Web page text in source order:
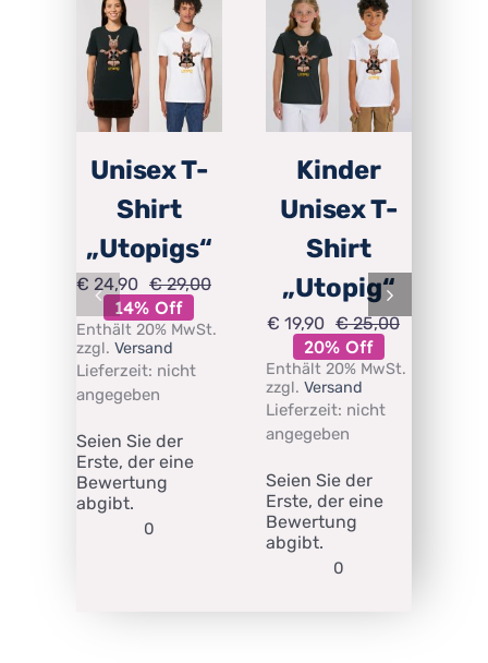
Unisex T-
Shirt
„Utopigs“
€29,00Ursprünglicher
war:
€ 24,90
Aktueller
ist:
Enthält 20% MwSt.
zzgl. Versand
Lieferzeit: nicht
angegeben
14% Off
Seien Sie der
Erste, der eine
Bewertung
abgibt.
0
Kinder
Unisex T-
Shirt
„Utopig“
€25,00
war:
€ 19,90
Aktueller
ist:
Enthält 20% MwSt.
zzgl. Versand
Lieferzeit: nicht
angegeben
20% Off
Seien Sie der
Erste, der eine
Bewertung
abgibt.
0